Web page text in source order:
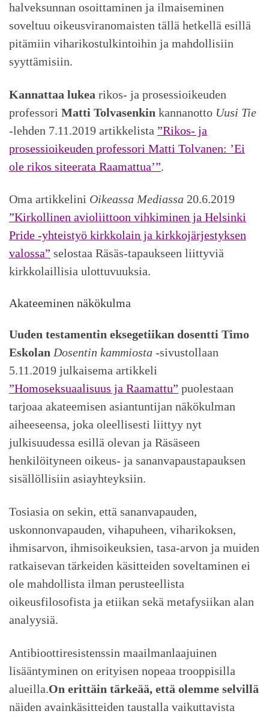
halveksunnan osoittaminen ja ilmaiseminen
soveltuu oikeusviranomaisten tällä hetkellä esillä
pitämiin viharikostulkintoihin ja mahdollisiin
syyttämisiin.
Kannattaa lukea rikos- ja prosessioikeuden
professori Matti Tolvasenkin kannanotto Uusi Tie
-lehden 7.11.2019 artikkelista ”Rikos- ja
prosessioikeuden professori Matti Tolvanen: ’Ei
ole rikos siteerata Raamattua’”.
Oma artikkelini Oikeassa Mediassa 20.6.2019
”Kirkollinen avioliittoon vihkiminen ja Helsinki
Pride -yhteistyö kirkkolain ja kirkkojärjestyksen
valossa” selostaa Räsäs-tapaukseen liittyviä
kirkkolaillisia ulottuvuuksia.
Akateeminen näkökulma
Uuden testamentin eksegetiikan dosentti Timo
Eskolan Dosentin kammiosta -sivustollaan
5.11.2019 julkaisema artikkeli
”Homoseksuaalisuus ja Raamattu” puolestaan
tarjoaa akateemisen asiantuntijan näkökulman
aiheeseensa, joka oleellisesti liittyy nyt
julkisuudessa esillä olevan ja Räsäseen
henkilöityneen oikeus- ja sananvapaustapauksen
sisällöllisiin asiayhteyksiin.
Tosiasia on sekin, että sananvapauden,
uskonnonvapauden, vihapuheen, viharikoksen,
ihmisarvon, ihmisoikeuksien, tasa-arvon ja muiden
ratkaisevan tärkeiden käsitteiden soveltaminen ei
ole mahdollista ilman perusteellista
oikeusfilosofista ja etiikan sekä metafysiikan alan
analyysiä.
Antibioottiresistenssin maailmanlaajuinen
lisääntyminen on erityisen nopeaa trooppisilla
alueilla.On erittäin tärkeää, että olemme selvillä
näiden avainkäsitteiden taustalla vaikuttavista